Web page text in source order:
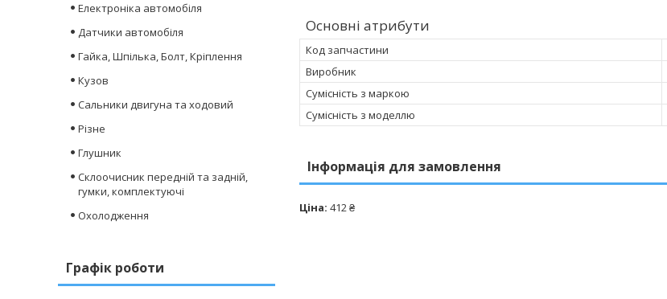
Основні атрибути
Код запчастини
Виробник
Сумісність з маркою
Сумісність з моделлю
Інформація для замовлення
Ціна: 412 ₴
Електроніка автомобіля
Датчики автомобіля
Гайка, Шпілька, Болт, Кріплення
Кузов
Сальники двигуна та ходовий
Різне
Глушник
Склоочисник передній та задній,
гумки, комплектуючі
Охолодження
Графік роботи